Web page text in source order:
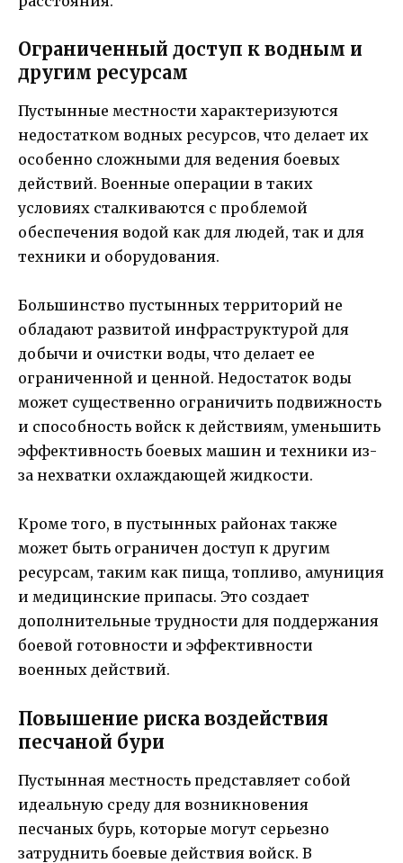
Ограниченный доступ к водным и
другим ресурсам
Пустынные местности характеризуются
недостатком водных ресурсов, что делает их
особенно сложными для ведения боевых
действий. Военные операции в таких
условиях сталкиваются с проблемой
обеспечения водой как для людей, так и для
техники и оборудования.
Большинство пустынных территорий не
обладают развитой инфраструктурой для
добычи и очистки воды, что делает ее
ограниченной и ценной. Недостаток воды
может существенно ограничить подвижность
и способность войск к действиям, уменьшить
эффективность боевых машин и техники из-
за нехватки охлаждающей жидкости.
Кроме того, в пустынных районах также
может быть ограничен доступ к другим
ресурсам, таким как пища, топливо, амуниция
и медицинские припасы. Это создает
дополнительные трудности для поддержания
боевой готовности и эффективности
военных действий.
Повышение риска воздействия
песчаной бури
Пустынная местность представляет собой
идеальную среду для возникновения
песчаных бурь, которые могут серьезно
затруднить боевые действия войск. В